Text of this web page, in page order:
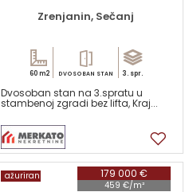
Zrenjanin, Sečanj
60 m2 DVOSOBAN STAN 3. spr.
Dvosoban stan na 3.spratu u
stambenoj zgradi bez lifta, Kraj...
179 000 €
459 €/m²
ažuriran